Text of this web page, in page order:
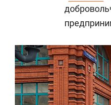
Рекомендуем
Как ГК «МИР
создают оазис
комфорта под